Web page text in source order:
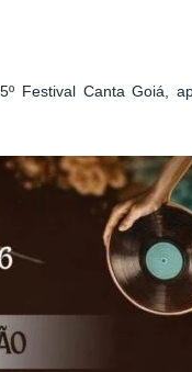
Festival Canta Goiá,